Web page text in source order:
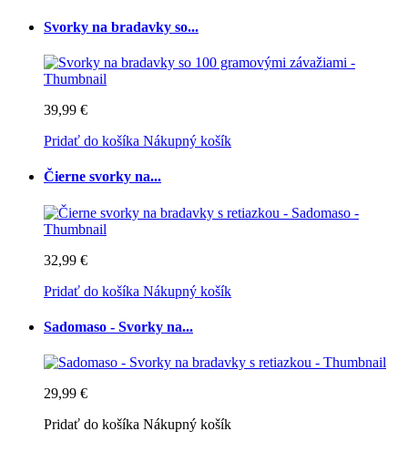
Svorky na bradavky so...
39,99 €
Pridať do košíka Nákupný košík
Čierne svorky na...
32,99 €
Pridať do košíka Nákupný košík
Sadomaso - Svorky na...
29,99 €
Pridať do košíka Nákupný košík